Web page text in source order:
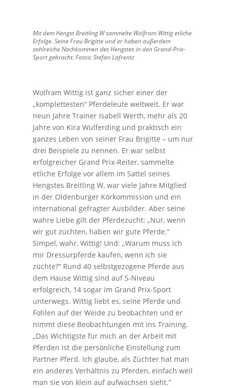
Mit dem Hengst Breitling W sammelte Wolfram Wittig etliche
Erfolge. Seine Frau Brigitte und er haben außerdem
zahlreiche Nachkommen des Hengstes in den Grand-Prix-
Sport gebracht. Fotos: Stefan Lafrentz
Wolfram Wittig ist ganz sicher einer der
„komplettesten“ Pferdeleute weltweit. Er war
neun Jahre Trainer Isabell Werth, mehr als 20
Jahre von Kira Wulferding und praktisch ein
ganzes Leben von seiner Frau Brigitte – um nur
drei Beispiele zu nennen. Er war selbst
erfolgreicher Grand Prix-Reiter, sammelte
etliche Erfolge vor allem im Sattel seines
Hengstes Breitling W, war viele Jahre Mitglied
in der Oldenburger Körkommission und ein
international gefragter Ausbilder. Aber seine
wahre Liebe gilt der Pferdezucht: „Nur, wenn
wir gut züchten, haben wir gute Pferde.“
Simpel, wahr, Wittig! Und: „Warum muss ich
mir Dressurpferde kaufen, wenn ich sie
züchte?“ Rund 40 selbstgezogene Pferde aus
dem Hause Wittig sind auf S-Niveau
erfolgreich, 14 sogar im Grand Prix-Sport
unterwegs. Wittig liebt es, seine Pferde und
Fohlen auf der Weide zu beobachten und er
nimmt diese Beobachtungen mit ins Training.
„Das Wichtigste für mich an der Arbeit mit
Pferden ist die persönliche Einstellung zum
Partner Pferd. Ich glaube, als Züchter hat man
ein anderes Verhältnis zu Pferden, einfach weil
man sie von klein auf aufwachsen sieht.“